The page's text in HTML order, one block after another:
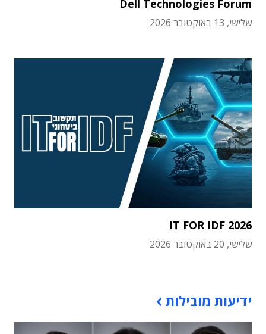
Dell Technologies Forum
שלישי, 13 באוקטובר 2026
IT FOR IDF 2026
שלישי, 20 באוקטובר 2026
ידיעות מובילות